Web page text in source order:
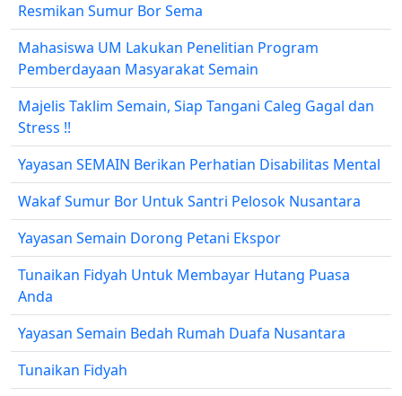
Resmikan Sumur Bor Sema
Mahasiswa UM Lakukan Penelitian Program
Pemberdayaan Masyarakat Semain
Majelis Taklim Semain, Siap Tangani Caleg Gagal dan
Stress !!
Yayasan SEMAIN Berikan Perhatian Disabilitas Mental
Wakaf Sumur Bor Untuk Santri Pelosok Nusantara
Yayasan Semain Dorong Petani Ekspor
Tunaikan Fidyah Untuk Membayar Hutang Puasa
Anda
Yayasan Semain Bedah Rumah Duafa Nusantara
Tunaikan Fidyah